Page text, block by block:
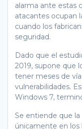
alarma ante estas
atacantes ocupan
cuando los
seguridad.
Dado que el
2019, supone que
tener meses de
vulnerabilidades.
Windows 7,
Se entiende que la
únicamente en los